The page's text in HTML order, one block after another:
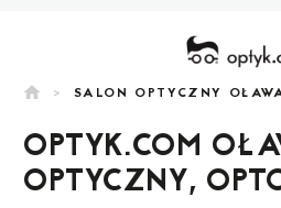
home > SALON OPTYCZNY
OPTYK.COM
OPTYCZNY,